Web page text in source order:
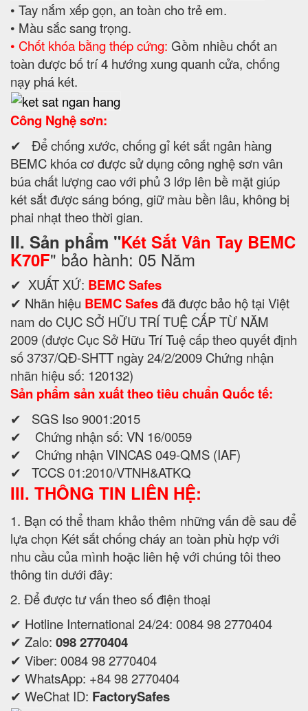
• Tay nắm xếp gọn, an toàn cho trẻ em.
• Màu sắc sang trọng.
• Chốt khóa bằng thép cứng: Gồm nhiều chốt an
toàn được bố trí 4 hướng xung quanh cửa, chống
nạy phá két.
Công Nghệ sơn:
✔ Để chống xước, chống gỉ két sắt ngân hàng
BEMC khóa cơ được sử dụng công nghệ sơn vân
búa chất lượng cao với phủ 3 lớp lên bề mặt giúp
két sắt được sáng bóng, giữ màu bền lâu, không bị
phai nhạt theo thời gian.
II. Sản phẩm "Két Sắt Vân Tay BEMC
K70F" bảo hành: 05 Năm
✔ XUẤT XỨ: BEMC Safes
✔ Nhãn hiệu BEMC Safesđã được bảo hộ tại Việt
nam do CỤC SỞ HỮU TRÍ TUỆ CẤP TỪ NĂM
2009 (được Cục Sở Hữu Trí Tuệ cấp theo quyết định
số 3737/QĐ-SHTT ngày 24/2/2009 Chứng nhận
nhãn hiệu số: 120132)
Sản phẩm sản xuất theo tiêu chuẩn Quốc tế:
✔ SGS Iso 9001:2015
✔ Chứng nhận số: VN 16/0059
✔ Chứng nhận VINCAS 049-QMS (IAF)
✔ TCCS 01:2010/VTNH&ATKQ
III. THÔNG TIN LIÊN HỆ:
1. Bạn có thể tham khảo thêm những vấn đề sau để
lựa chọn Két sắt chống cháy an toàn phù hợp với
nhu cầu của mình hoặc liên hệ với chúng tôi theo
thông tin dưới đây:
2. Để được tư vấn theo số điện thoại
✔ Hotline International 24/24: 0084 98 2770404
✔ Zalo: 098 2770404
✔ Viber: 0084 98 2770404
✔ WhatsApp: +84 98 2770404
✔ WeChat ID: FactorySafes